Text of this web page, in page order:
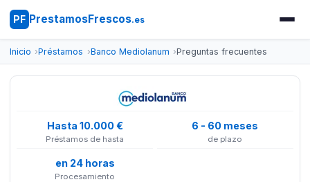
PF PrestamosFrescos.es
Inicio Préstamos Banco Mediolanum Preguntas frecuentes
Hasta 10.000 €
Préstamos de hasta
6 - 60 meses
de plazo
en 24 horas
Procesamiento